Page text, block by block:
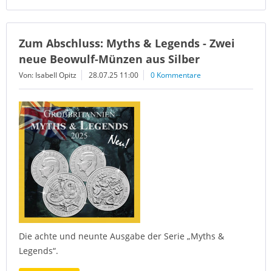
Zum Abschluss: Myths & Legends - Zwei
neue Beowulf-Münzen aus Silber
Von: Isabell Opitz 28.07.25 11:00 0 Kommentare
Die achte und neunte Ausgabe der Serie „Myths &
Legends“.